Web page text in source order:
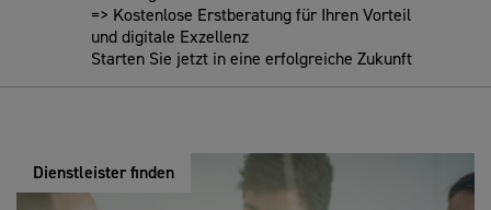
=> Kostenlose Erstberatung für Ihren Vorteil
und digitale Exzellenz
Starten Sie jetzt in eine erfolgreiche Zukunft
Dienstleister finden